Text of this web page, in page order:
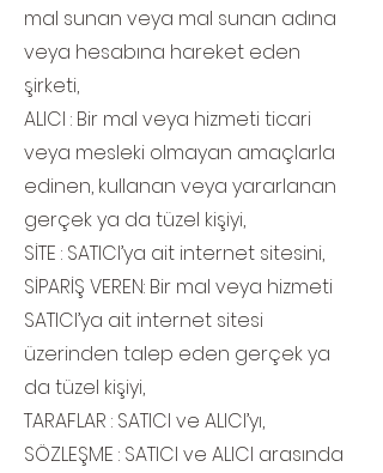
mal sunan veya mal sunan adına
veya hesabına hareket eden
şirketi,
ALICI : Bir mal veya hizmeti ticari
veya mesleki olmayan amaçlarla
edinen, kullanan veya yararlanan
gerçek ya da tüzel kişiyi,
SİTE : SATICI’ya ait internet sitesini,
SİPARİŞ VEREN: Bir mal veya hizmeti
SATICI’ya ait internet sitesi
üzerinden talep eden gerçek ya
da tüzel kişiyi,
TARAFLAR : SATICI ve ALICI’yı,
SÖZLEŞME : SATICI ve ALICI arasında